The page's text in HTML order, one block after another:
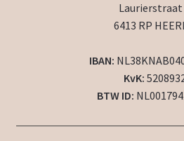
Laurierstraat
6413 RP
IBAN:
KvK:
BTW ID: